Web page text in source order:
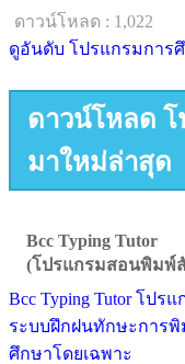
ดาวน์โหลด : 1,022
ดูอันดับ โปรแกรมการศึ
ดาวน์โหลด โ
มาใหม่ล่าสุด
Bcc Typing Tutor
(โปรแกรมสอนพิมพ์
Bcc Typing Tutor โป
ระบบฝึกฝนทักษะการ
ศึกษาโดยเฉพาะ